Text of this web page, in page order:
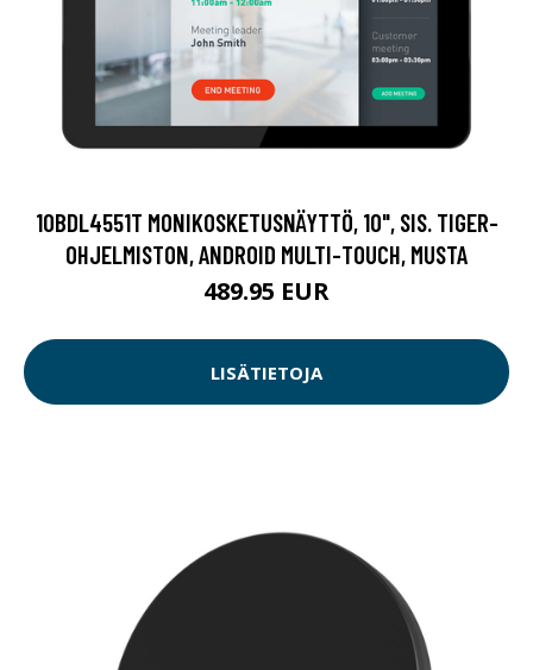
10BDL4551T MONIKOSKETUSNÄYTTÖ, 10", SIS. TIGER-
OHJELMISTON, ANDROID MULTI-TOUCH, MUSTA
489.95 EUR
LISÄTIETOJA